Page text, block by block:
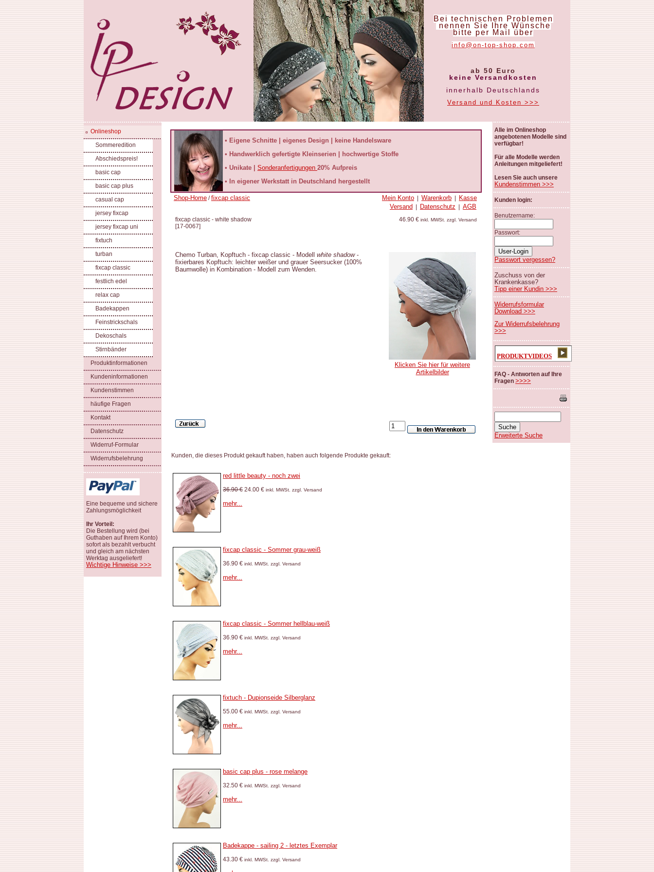
Bei technischen Problemen
nennen Sie Ihre Wünsche
bitte per Mail über
info@on-top-shop.com
ab 50 Euro
keine Versandkosten
innerhalb Deutschlands
Versand und Kosten >>>
Onlineshop
Sommeredition
Abschiedspreis!
basic cap
basic cap plus
casual cap
jersey fixcap
jersey fixcap uni
fixtuch
turban
fixcap classic
festlich edel
relax cap
Badekappen
Feinstrickschals
Dekoschals
Stirnbänder
Produktinformationen
Kundeninformationen
Kundenstimmen
häufige Fragen
Kontakt
Datenschutz
Widerruf-Formular
Widerrufsbelehrung
Eine bequeme und sichere
Zahlungsmöglichkeit
Ihr Vorteil:
Die Bestellung wird (bei
Guthaben auf Ihrem Konto)
sofort als bezahlt verbucht
und gleich am nächsten
Werktag ausgeliefert!
Wichtige Hinweise >>>
• Eigene Schnitte | eigenes Design | keine Handelsware
• Handwerklich gefertigte Kleinserien | hochwertige Stoffe
• Unikate | Sonderanfertigungen 20% Aufpreis
• In eigener Werkstatt in Deutschland hergestellt
Shop-Home /fixcap classic Mein Konto Warenkorb
Kasse
Versand
Datenschutz AGB
fixcap classic - white shadow
[17-0067]
46.90 € inkl. MWSt. zzgl. Versand
Chemo Turban, Kopftuch - fixcap classic - Modell white shadow-
fixierbares Kopftuch: leichter weißer und grauer Seersucker (100%
Baumwolle) in Kombination - Modell zum Wenden.
Klicken Sie hier für weitere
Artikelbilder
Kunden, die dieses Produkt gekauft haben, haben auch folgende Produkte gekauft:
red little beauty - noch zwei
36.90 € 24.00 € inkl. MWSt. zzgl. Versand
mehr...
fixcap classic - Sommer grau-weiß
36.90 € inkl. MWSt. zzgl. Versand
mehr...
fixcap classic - Sommer hellblau-weiß
36.90 € inkl. MWSt. zzgl. Versand
mehr...
fixtuch - Dupionseide Silberglanz
55.00 € inkl. MWSt. zzgl. Versand
mehr...
basic cap plus - rose melange
32.50 € inkl. MWSt. zzgl. Versand
mehr...
Badekappe - sailing 2 - letztes Exemplar
43.30 € inkl. MWSt. zzgl. Versand
Alle im Onlineshop
angebotenen Modelle sind
verfügbar!
Für alle Modelle werden
Anleitungen mitgeliefert!
Lesen Sie auch unsere
Kundenstimmen >>>
Kunden login:
Benutzername:
Passwort:
Passwort vergessen?
Zuschuss von der
Krankenkasse?
Tipp einer Kundin >>>
Widerrufsformular
Download >>>
Zur Widerrufsbelehrung
>>>
PRODUKTVIDEOS
FAQ - Antworten auf Ihre
Fragen >>>>
Erweiterte Suche